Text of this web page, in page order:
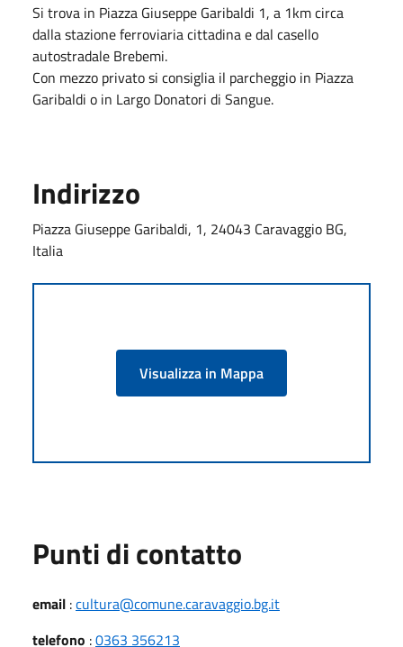
Si trova in Piazza Giuseppe Garibaldi 1, a 1km circa
dalla stazione ferroviaria cittadina e dal casello
autostradale Brebemi.
Con mezzo privato si consiglia il parcheggio in Piazza
Garibaldi o in Largo Donatori di Sangue.
Indirizzo
Piazza Giuseppe Garibaldi, 1, 24043 Caravaggio BG,
Italia
Visualizza in Mappa
Punti di contatto
email :cultura@comune.caravaggio.bg.it
telefono :0363 356213